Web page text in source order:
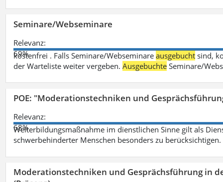
Seminare/Webseminare
Relevanz:
69%
kostenfrei . Falls Seminare/Webseminareausgebucht sind,
der Warteliste weiter vergeben.Ausgebuchte Seminare/
POE: "Moderationstechniken und
Relevanz:
68%
Weiterbildungsmaßnahme im dienstlichen Sinne gilt als
schwerbehinderter Menschen besonders zu berücksichtigen.
Moderationstechniken und Gesprächsführung in